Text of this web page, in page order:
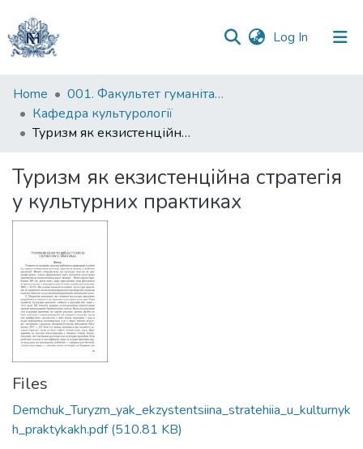
Log In (current)
Communities
&
Collections
Statistics
Home
001. Факультет гуманітарних наук
Кафедра культурології
Туризм як екзистенційна стратегія у культурних практиках
Туризм як екзистенційна стратегія
у культурних практиках
Files
Demchuk_Turyzm_yak_ekzystentsiina_stratehiia_u_kulturnyk
h_praktykakh.pdf(510.81 KB)